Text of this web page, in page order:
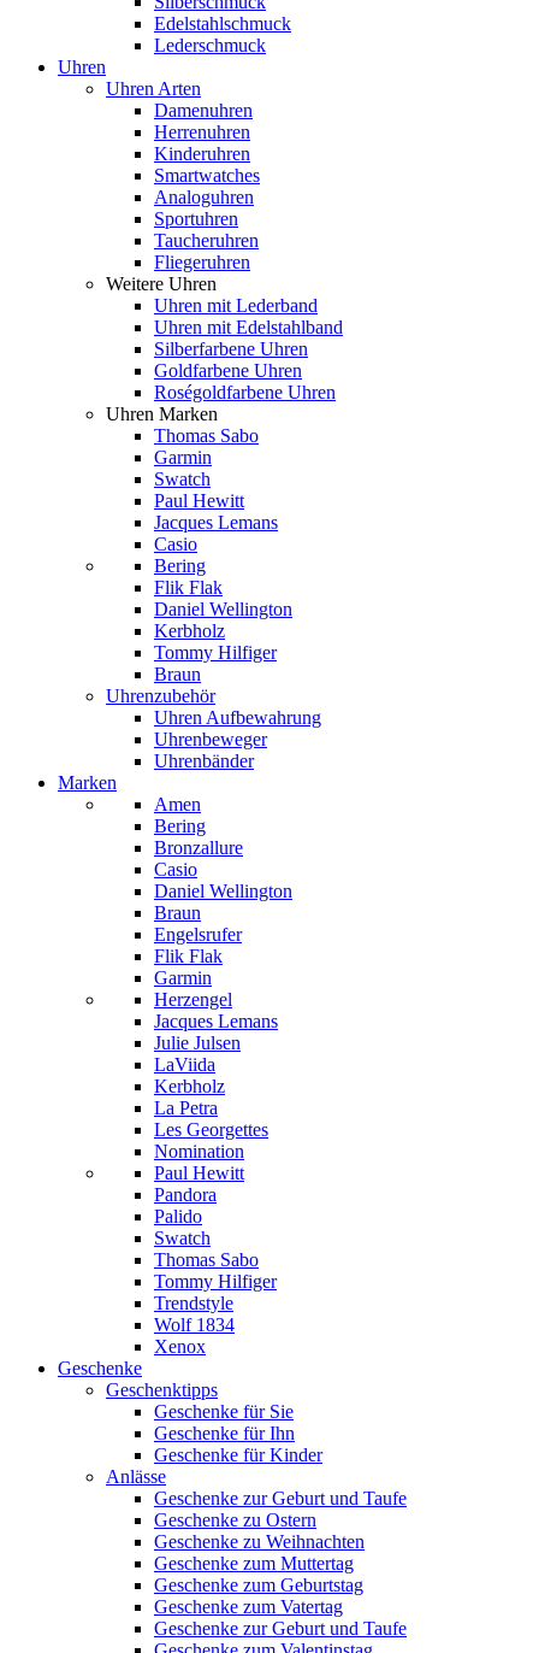
Edelstahlschmuck
Lederschmuck
Uhren
Uhren Arten
Damenuhren
Herrenuhren
Kinderuhren
Smartwatches
Analoguhren
Sportuhren
Taucheruhren
Fliegeruhren
Weitere Uhren
Uhren mit Lederband
Uhren mit Edelstahlband
Silberfarbene Uhren
Goldfarbene Uhren
Roségoldfarbene Uhren
Uhren Marken
Thomas Sabo
Garmin
Swatch
Paul Hewitt
Jacques Lemans
Casio
Bering
Flik Flak
Daniel Wellington
Kerbholz
Tommy Hilfiger
Braun
Uhrenzubehör
Uhren Aufbewahrung
Uhrenbeweger
Uhrenbänder
Marken
Amen
Bering
Bronzallure
Casio
Daniel Wellington
Braun
Engelsrufer
Flik Flak
Garmin
Herzengel
Jacques Lemans
Julie Julsen
LaViida
Kerbholz
La Petra
Les Georgettes
Nomination
Paul Hewitt
Pandora
Palido
Swatch
Thomas Sabo
Tommy Hilfiger
Trendstyle
Wolf 1834
Xenox
Geschenke
Geschenktipps
Geschenke für Sie
Geschenke für Ihn
Geschenke für Kinder
Anlässe
Geschenke zur Geburt und Taufe
Geschenke zu Ostern
Geschenke zu Weihnachten
Geschenke zum Muttertag
Geschenke zum Geburtstag
Geschenke zum Vatertag
Geschenke zur Geburt und Taufe